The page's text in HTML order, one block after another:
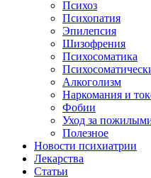
Психоз
Психопатия
Эпилепсия
Шизофрения
Психосоматика
Алкоголизм
Наркомания и
Фобии
Уход за
Полезное
Новости психиатрии
Лекарства
Статьи